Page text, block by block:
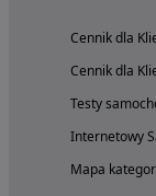
Cennik dla
Cennik dla
Testy
Internetowy
Mapa